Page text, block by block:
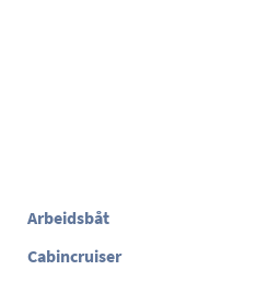
Arbeidsbåt
Cabincruiser